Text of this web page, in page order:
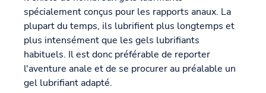
spécialement conçus pour les rapports anaux. La
plupart du temps, ils lubrifient plus longtemps et
plus intensément que les gels lubrifiants
habituels. Il est donc préférable de reporter
l'aventure anale et de se procurer au préalable un
gel lubrifiant adapté.